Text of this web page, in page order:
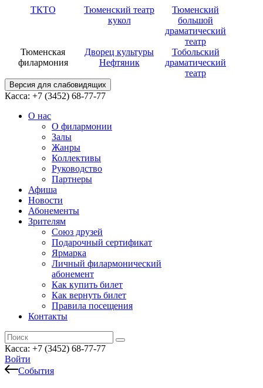
ТКТО
Тюменский театр
кукол
Тюменский
большой
драматический
театр
Тюменская
филармония
Дворец культуры
Нефтяник
Тобольский
драматический
театр
Версия для слабовидящих
Касса: +7 (3452) 68-77-77
О нас
О филармонии
Залы
Жанры
Коллективы
Руководство
Партнеры
Афиша
Новости
Абонементы
Зрителям
Союз друзей
Подарочный сертификат
Ярмарка
Личный филармонический
абонемент
Как купить билет
Как вернуть билет
Правила посещения
Контакты
Касса: +7 (3452) 68-77-77
Войти
События